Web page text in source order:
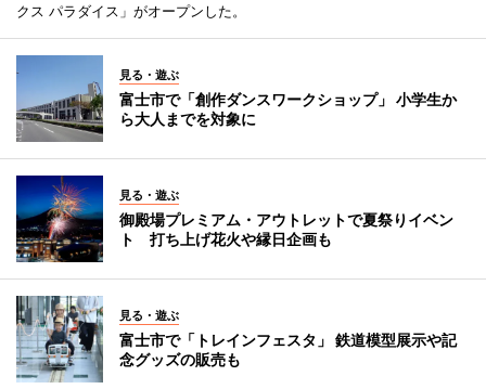
クス パラダイス」がオープンした。
見る・遊ぶ
富士市で「創作ダンスワークショップ」 小学生か
ら大人までを対象に
見る・遊ぶ
御殿場プレミアム・アウトレットで夏祭りイベン
ト 打ち上げ花火や縁日企画も
見る・遊ぶ
富士市で「トレインフェスタ」 鉄道模型展示や記
念グッズの販売も